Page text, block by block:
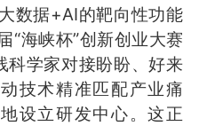
数据+AI的靶向性功能
“海峡杯”创新创业大赛
科学家对接盼盼、好来
技术精准匹配产业痛
设立研发中心。这正